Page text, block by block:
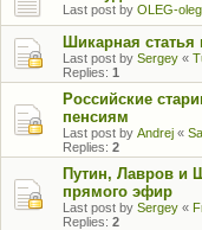
Last post by OLEG-oleg
Шикарная статья
Last post by Sergey «
Replies: 1
Российские
пенсиям
Last post by Andrej «
Replies: 2
Путин, Лавров и
прямого эфир
Last post by Sergey «
Replies: 2